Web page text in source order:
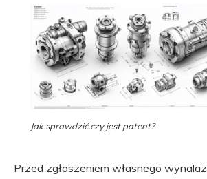
Jak sprawdzić czy jest patent?
Przed zgłoszeniem własnego